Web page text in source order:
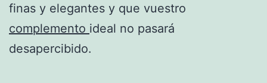
finas y elegantes y que vuestro
complemento ideal no pasará
desapercibido.